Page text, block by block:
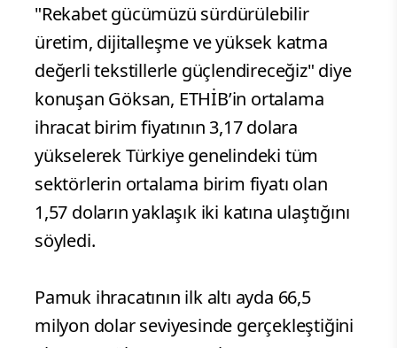
"Rekabet gücümüzü sürdürülebilir
üretim, dijitalleşme ve yüksek katma
değerli tekstillerle güçlendireceğiz" diye
konuşan Göksan, ETHİB’in ortalama
ihracat birim fiyatının 3,17 dolara
yükselerek Türkiye genelindeki tüm
sektörlerin ortalama birim fiyatı olan
1,57 doların yaklaşık iki katına ulaştığını
söyledi.
Pamuk ihracatının ilk altı ayda 66,5
milyon dolar seviyesinde gerçekleştiğini